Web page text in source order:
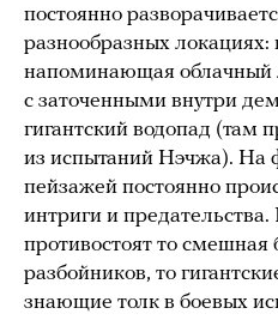
постоянно
разнообразных локациях:
напоминающая облачный
с заточенными внутри
гигантский водопад (там
из испытаний Нэчжа). На
пейзажей постоянно
интриги и
противостоят то смешная
разбойников, то
знающие толк в боевых